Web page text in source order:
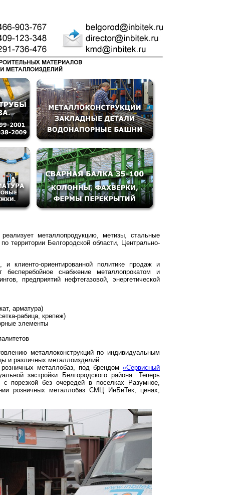
металлопродукцию, метизы, стальные
территории Белгородской области, Центрально-
клиенто-ориентированной политике продаж и
бесперебойное снабжение металлопрокатом и
предприятий нефтегазовой, энергетической
арматура)
рабица, крепеж)
элементы
металлоконструкций по индивидуальным
и различных металлоизделий.
металлобаз, под брендом «Сервисный
застройки Белгородского района. Теперь
с порезкой без очередей в поселках Разумное,
розничных металлобаз СМЦ ИнБиТек, ценах,